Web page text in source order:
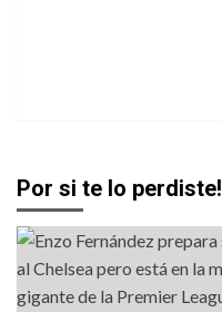
Por si te lo perdiste!